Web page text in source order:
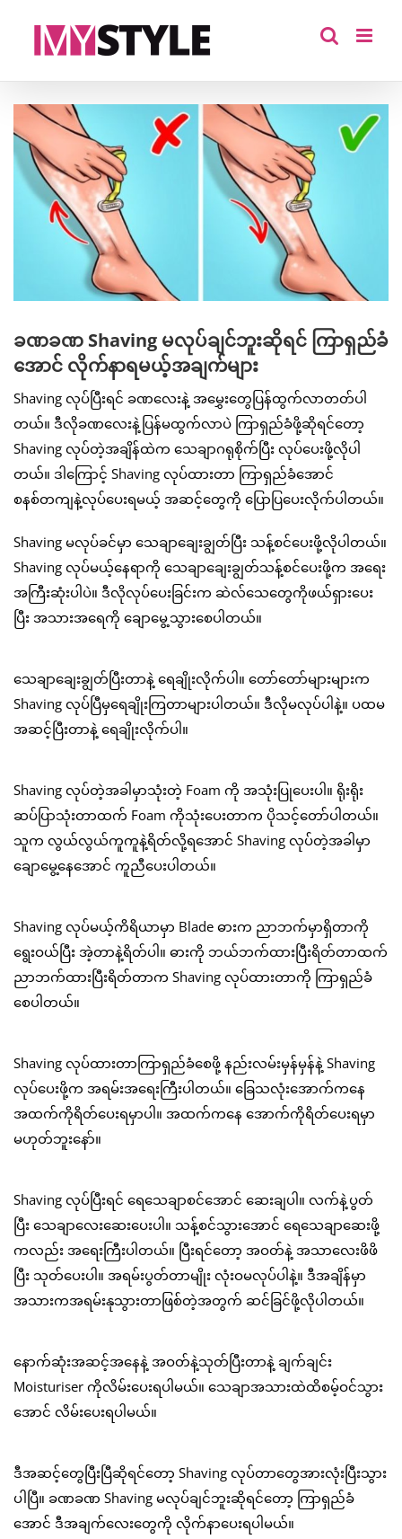
View
Larger
Image
ခဏခဏ Shaving မလုပ်ချင်ဘူးဆိုရင် ကြာရှည်ခံ
အောင် လိုက်နာရမယ့်အချက်များ
Shaving လုပ်ပြီးရင် ခဏလေးနဲ့ အမွှေးတွေပြန်ထွက်လာတတ်ပါ
တယ်။ ဒီလိုခဏလေးနဲ့ပြန်မထွက်လာပဲ ကြာရှည်ခံဖို့ဆိုရင်တော့
Shaving လုပ်တဲ့အချိန်ထဲက သေချာဂရုစိုက်ပြီး လုပ်ပေးဖို့လိုပါ
တယ်။ ဒါကြောင့် Shaving လုပ်ထားတာ ကြာရှည်ခံအောင်
စနစ်တကျနဲ့လုပ်ပေးရမယ့် အဆင့်တွေကို ပြောပြပေးလိုက်ပါတယ်။
Shaving မလုပ်ခင်မှာ သေချာချေးချွတ်ပြီး သန့်စင်ပေးဖို့လိုပါတယ်။
Shaving လုပ်မယ့်နေရာကို သေချာချေးချွတ်သန့်စင်ပေးဖို့က အရေး
အကြီးဆုံးပါပဲ။ ဒီလိုလုပ်ပေးခြင်းက ဆဲလ်သေတွေကိုဖယ်ရှားပေး
ပြီး အသားအရေကို ချောမွေ့သွားစေပါတယ်။
သေချာချေးချွတ်ပြီးတာနဲ့ ရေချိုးလိုက်ပါ။ တော်တော်များများက
Shaving လုပ်ပြီမှရေချိုးကြတာများပါတယ်။ ဒီလိုမလုပ်ပါနဲ့။ ပထမ
အဆင့်ပြီးတာနဲ့ ရေချိုးလိုက်ပါ။
Shaving လုပ်တဲ့အခါမှာသုံးတဲ့ Foam ကို အသုံးပြုပေးပါ။ ရိုးရိုး
ဆပ်ပြာသုံးတာထက် Foam ကိုသုံးပေးတာက ပိုသင့်တော်ပါတယ်။
သူက လွယ်လွယ်ကူကူနဲ့ရိတ်လို့ရအောင် Shaving လုပ်တဲ့အခါမှာ
ချောမွေ့နေအောင် ကူညီပေးပါတယ်။
Shaving လုပ်မယ့်ကိရိယာမှာ Blade ဓားက ညာဘက်မှာရှိတာကို
ရွေးဝယ်ပြီး အဲ့တာနဲ့ရိတ်ပါ။ ဓားကို ဘယ်ဘက်ထားပြီးရိတ်တာထက်
ညာဘက်ထားပြီးရိတ်တာက Shaving လုပ်ထားတာကို ကြာရှည်ခံ
စေပါတယ်။
Shaving လုပ်ထားတာကြာရှည်ခံစေဖို့ နည်းလမ်းမှန်မှန်နဲ့ Shaving
လုပ်ပေးဖို့က အရမ်းအရေးကြီးပါတယ်။ ခြေသလုံးအောက်ကနေ
အထက်ကိုရိတ်ပေးရမှာပါ။ အထက်ကနေ အောက်ကိုရိတ်ပေးရမှာ
မဟုတ်ဘူးနော်။
Shaving လုပ်ပြီးရင် ရေသေချာစင်အောင် ဆေးချပါ။ လက်နဲ့ပွတ်
ပြီး သေချာလေးဆေးပေးပါ။ သန့်စင်သွားအောင် ရေသေချာဆေးဖို့
ကလည်း အရေးကြီးပါတယ်။ ပြီးရင်တော့ အဝတ်နဲ့ အသာလေးဖိဖိ
ပြီး သုတ်ပေးပါ။ အရမ်းပွတ်တာမျိုး လုံးဝမလုပ်ပါနဲ့။ ဒီအချိန်မှာ
အသားကအရမ်းနုသွားတာဖြစ်တဲ့အတွက် ဆင်ခြင်ဖို့လိုပါတယ်။
နောက်ဆုံးအဆင့်အနေနဲ့ အဝတ်နဲ့သုတ်ပြီးတာနဲ့ ချက်ချင်း
Moisturiser ကိုလိမ်းပေးရပါမယ်။ သေချာအသားထဲထိစမ့်ဝင်သွား
အောင် လိမ်းပေးရပါမယ်။
ဒီအဆင့်တွေပြီးပြီဆိုရင်တော့ Shaving လုပ်တာတွေအားလုံးပြီးသွား
ပါပြီ။ ခဏခဏ Shaving မလုပ်ချင်ဘူးဆိုရင်တော့ ကြာရှည်ခံ
အောင် ဒီအချက်လေးတွေကို လိုက်နာပေးရပါမယ်။